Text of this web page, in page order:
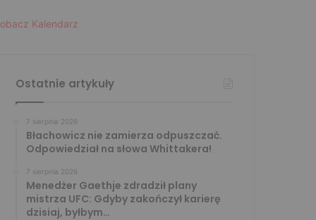
Kalendarz
Ostatnie artykuły
7 sierpnia 2026
Błachowicz nie zamierza odpuszczać.
Odpowiedział na słowa Whittakera!
7 sierpnia 2026
Menedżer Gaethje zdradził plany
mistrza UFC: Gdyby zakończył karierę
dzisiaj, byłbym…